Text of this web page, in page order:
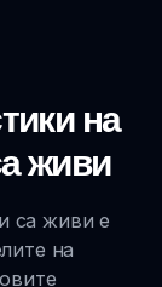
на
живи
са живи е
на